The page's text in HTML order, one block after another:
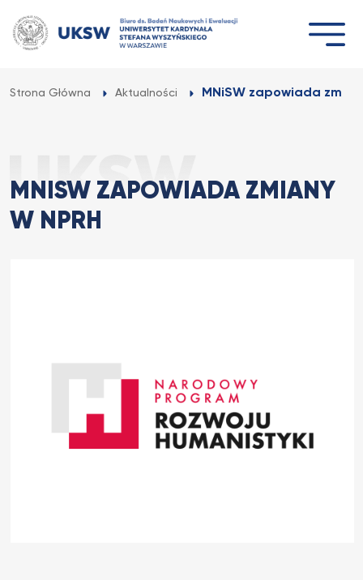
do
treści
Strona Główna Aktualności MNiSW zapowiada
MNISW ZAPOWIADA ZMIANY
W NPRH